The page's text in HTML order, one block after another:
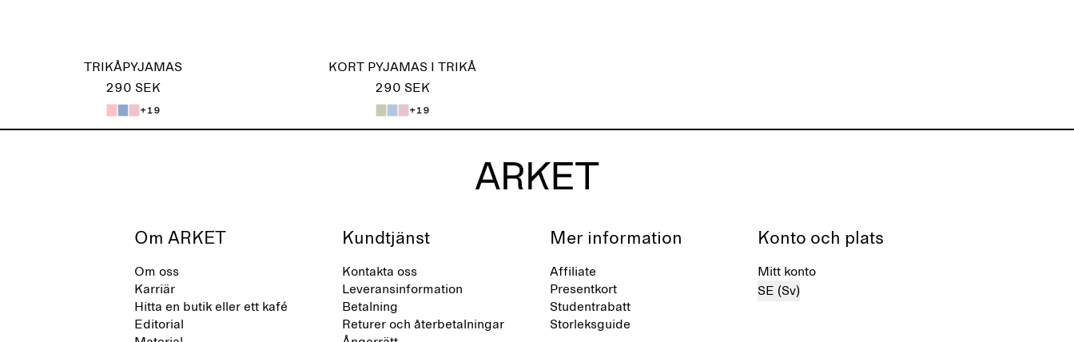
TRIKÅPYJAMAS
290 SEK
+19
KORT PYJAMAS I TRIKÅ
290 SEK
+19
Om ARKET
Om oss
Karriär
Hitta en butik eller ett kafé
Editorial
Kundtjänst
Kontakta oss
Leveransinformation
Betalning
Returer och återbetalningar
Mer information
Affiliate
Presentkort
Studentrabatt
Storleksguide
Konto och plats
Mitt konto
SE (Sv)